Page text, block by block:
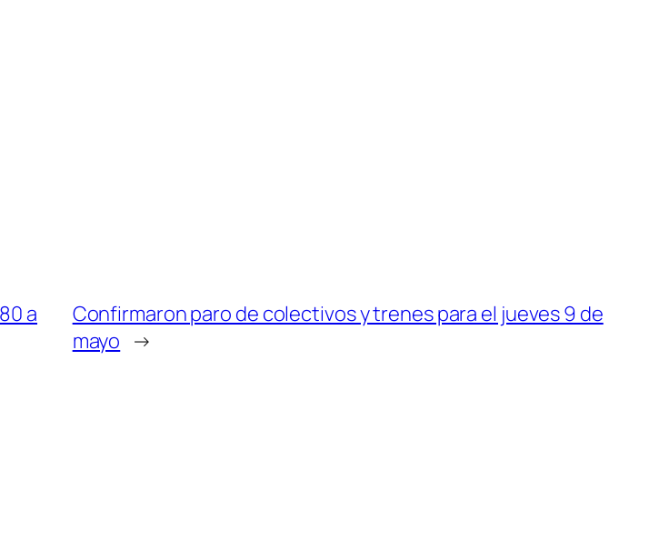
a
Confirmaron paro de colectivos y trenes para el jueves 9 de
mayo →